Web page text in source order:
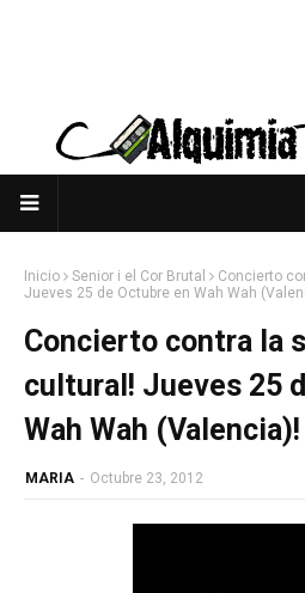
Inicio Senior i el Cor Brutal
Concierto
Jueves 25 de Octubre en Wah Wah
Concierto contra la
cultural! Jueves 25
Wah Wah (Valencia)!
MARIA - Octubre 23, 2012